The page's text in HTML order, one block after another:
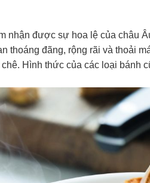
nhận được sự hoa lệ của châu
thoáng đãng, rộng rãi và thoải
Hình thức của các loại bánh